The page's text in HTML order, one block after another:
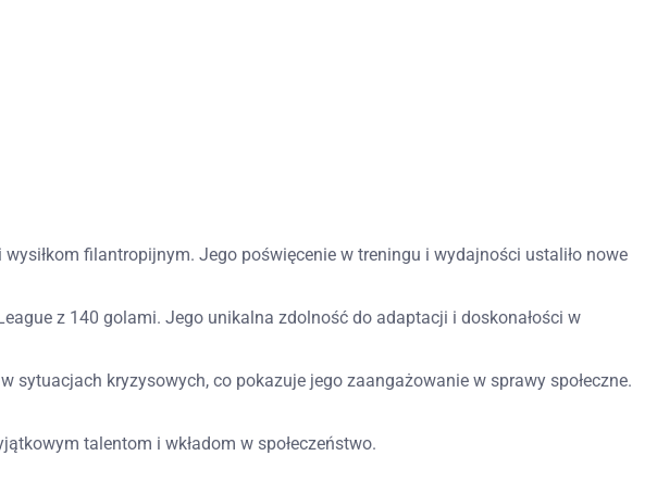
filantropijnym. Jego poświęcenie w treningu i wydajności ustaliło nowe
z 140 golami. Jego unikalna zdolność do adaptacji i doskonałości w
kryzysowych, co pokazuje jego zaangażowanie w sprawy społeczne.
talentom i wkładom w społeczeństwo.